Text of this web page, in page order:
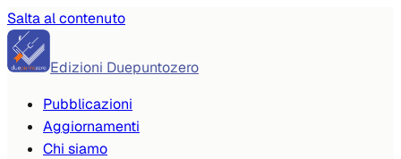
Salta al contenuto
Edizioni Duepuntozero
Pubblicazioni
Aggiornamenti
Chi siamo